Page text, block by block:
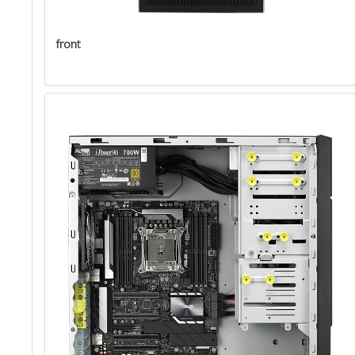
front